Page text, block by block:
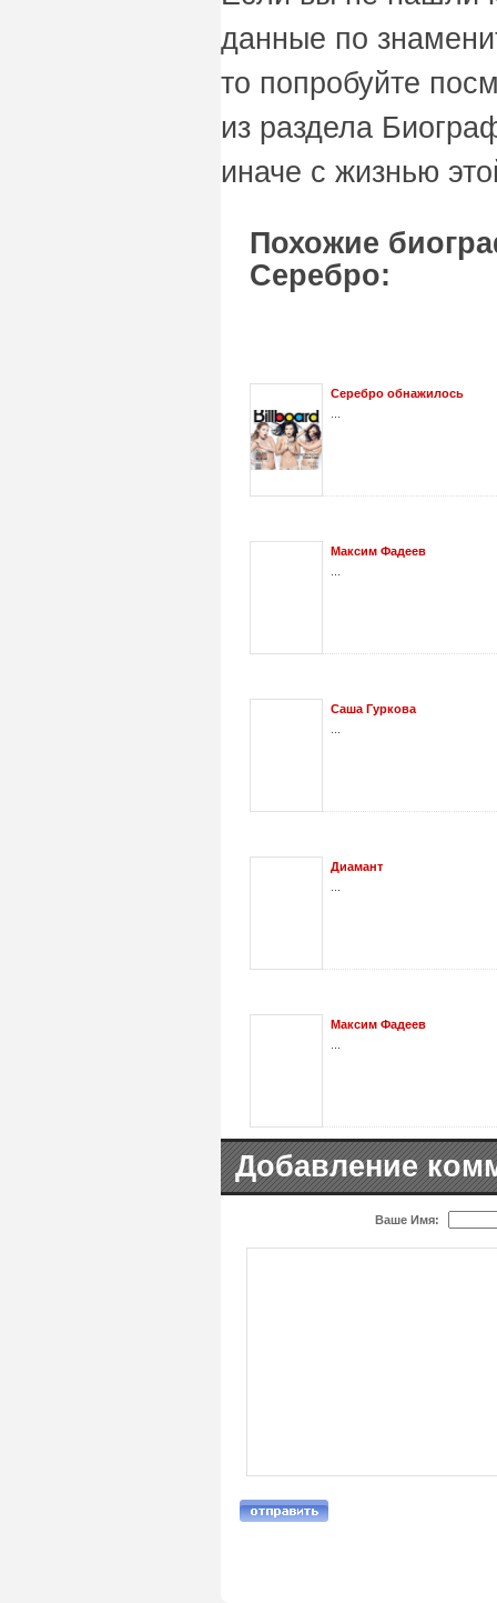
данные по
то попробуйте
из раздела
иначе с жизнью
Похожие
Серебро:
Серебро обнажилось
Максим Фадеев
Саша Гуркова
Диамант
Максим Фадеев
Добавление
Ваше Имя: